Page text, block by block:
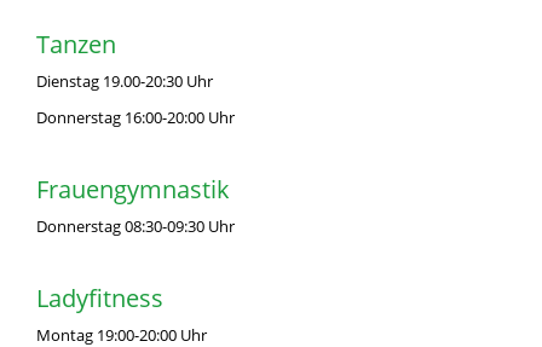
Tanzen
Dienstag 19.00-20:30 Uhr
Donnerstag 16:00-20:00 Uhr
Frauengymnastik
Donnerstag 08:30-09:30 Uhr
Ladyfitness
Montag 19:00-20:00 Uhr